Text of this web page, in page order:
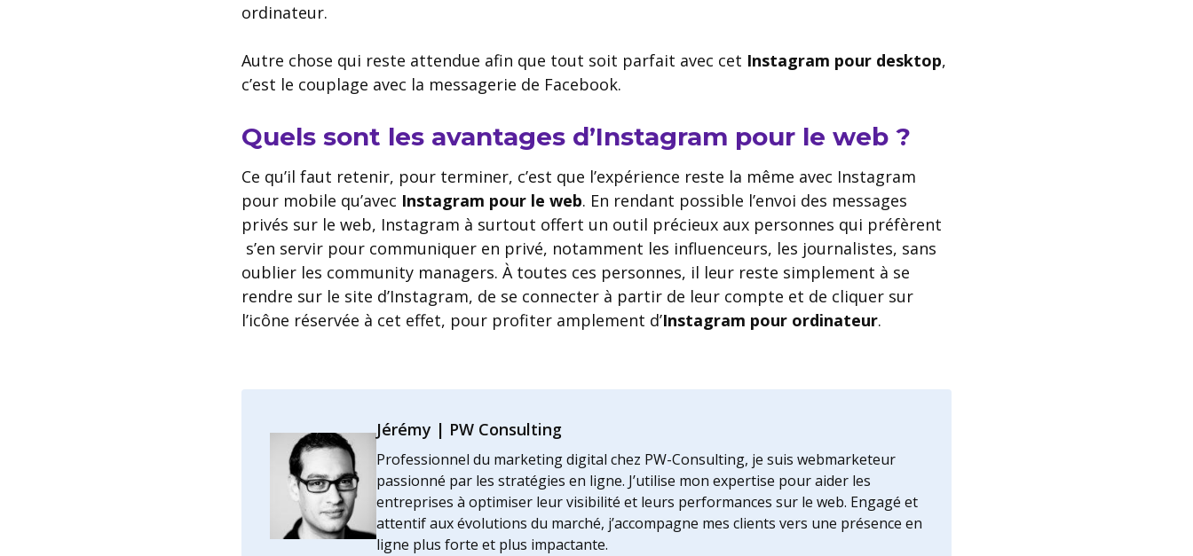
ordinateur.
Autre chose qui reste attendue afin que tout soit parfait avec cet Instagram pour desktop,
c’est le couplage avec la messagerie de Facebook.
Quels sont les avantages d’Instagram pour le web ?
Ce qu’il faut retenir, pour terminer, c’est que l’expérience reste la même avec Instagram
pour mobile qu’avec Instagram pour le web. En rendant possible l’envoi des messages
privés sur le web, Instagram à surtout offert un outil précieux aux personnes qui préfèrent
s’en servir pour communiquer en privé, notamment les influenceurs, les journalistes, sans
oublier les community managers. À toutes ces personnes, il leur reste simplement à se
rendre sur le site d’Instagram, de se connecter à partir de leur compte et de cliquer sur
l’icône réservée à cet effet, pour profiter amplement d’Instagram pour ordinateur.
Jérémy | PW Consulting
Professionnel du marketing digital chez PW-Consulting, je suis webmarketeur
passionné par les stratégies en ligne. J’utilise mon expertise pour aider les
entreprises à optimiser leur visibilité et leurs performances sur le web. Engagé et
attentif aux évolutions du marché, j’accompagne mes clients vers une présence en
ligne plus forte et plus impactante.